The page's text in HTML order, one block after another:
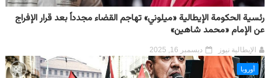
رئسية الحكومة الإيطالية «ميلوني» تهاجم القضاء مجدداً بعد قرار الإفراج
عن الإمام «محمد شاهين»
الإيطالية نيوز ديسمبر 16, 2025
أوروبا